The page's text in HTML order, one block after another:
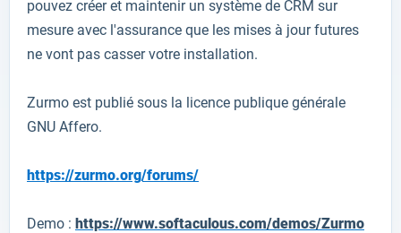
pouvez créer et maintenir un système de CRM sur
mesure avec l'assurance que les mises à jour futures
ne vont pas casser votre installation.
Zurmo est publié sous la licence publique générale
GNU Affero.
https://zurmo.org/forums/
Demo : https://www.softaculous.com/demos/Zurmo